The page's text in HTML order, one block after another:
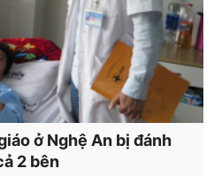
ở Nghệ An bị đánh
2 bên